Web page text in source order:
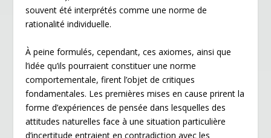
souvent été interprétés comme une norme de
rationalité individuelle.
À peine formulés, cependant, ces axiomes, ainsi que
l’idée qu’ils pourraient constituer une norme
comportementale, firent l’objet de critiques
fondamentales. Les premières mises en cause prirent la
forme d’expériences de pensée dans lesquelles des
attitudes naturelles face à une situation particulière
d’incertitude entraient en contradiction avec les